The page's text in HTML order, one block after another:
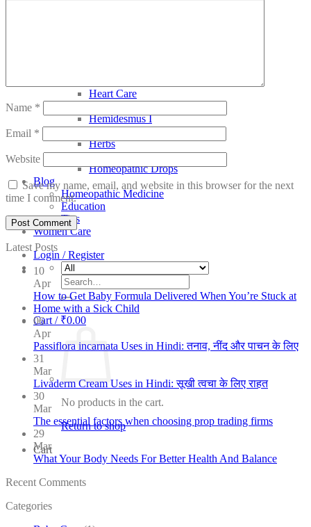
Heart Care
Hemidesmus I
Hemidesmus Ind
Herbs
Hering Pharma
Homeopathic Drops
Blog
Homeopathic Medicine
Education
Tips
Women Care
Login / Register
Search
for:
Cart / ₹0.00
No products in the cart.
Return to shop
Cart
Name *
Email *
Website
Save my name, email, and website in this browser for the next
time I comment.
Latest Posts
10
Apr
How to Get Baby Formula Delivered When You’re Stuck at
Home with a Sick Child
06
Apr
Passiflora incarnata Uses in Hindi: तनाव, नींद और पाचन के लिए
31
Mar
Livaderm Cream Uses in Hindi: सूखी त्वचा के लिए राहत
30
Mar
The essential factors when choosing prop trading firms
29
Mar
What Your Body Needs For Better Health And Balance
Recent Comments
Categories